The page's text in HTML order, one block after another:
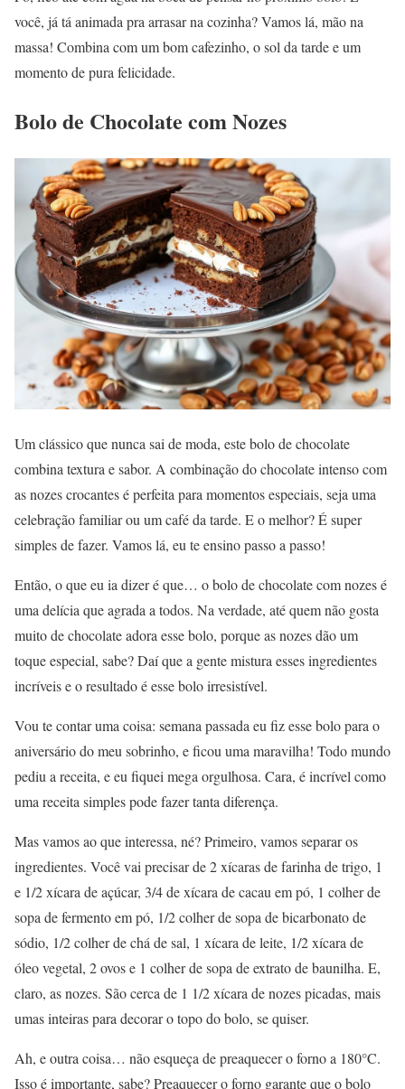
você, já tá animada pra arrasar na cozinha? Vamos lá, mão na
massa! Combina com um bom cafezinho, o sol da tarde e um
momento de pura felicidade.
Bolo de Chocolate com Nozes
Um clássico que nunca sai de moda, este bolo de chocolate
combina textura e sabor. A combinação do chocolate intenso com
as nozes crocantes é perfeita para momentos especiais, seja uma
celebração familiar ou um café da tarde. E o melhor? É super
simples de fazer. Vamos lá, eu te ensino passo a passo!
Então, o que eu ia dizer é que… o bolo de chocolate com nozes é
uma delícia que agrada a todos. Na verdade, até quem não gosta
muito de chocolate adora esse bolo, porque as nozes dão um
toque especial, sabe? Daí que a gente mistura esses ingredientes
incríveis e o resultado é esse bolo irresistível.
Vou te contar uma coisa: semana passada eu fiz esse bolo para o
aniversário do meu sobrinho, e ficou uma maravilha! Todo mundo
pediu a receita, e eu fiquei mega orgulhosa. Cara, é incrível como
uma receita simples pode fazer tanta diferença.
Mas vamos ao que interessa, né? Primeiro, vamos separar os
ingredientes. Você vai precisar de 2 xícaras de farinha de trigo, 1
e 1/2 xícara de açúcar, 3/4 de xícara de cacau em pó, 1 colher de
sopa de fermento em pó, 1/2 colher de sopa de bicarbonato de
sódio, 1/2 colher de chá de sal, 1 xícara de leite, 1/2 xícara de
óleo vegetal, 2 ovos e 1 colher de sopa de extrato de baunilha. E,
claro, as nozes. São cerca de 1 1/2 xícara de nozes picadas, mais
umas inteiras para decorar o topo do bolo, se quiser.
Ah, e outra coisa… não esqueça de preaquecer o forno a 180°C.
Isso é importante, sabe? Preaquecer o forno garante que o bolo